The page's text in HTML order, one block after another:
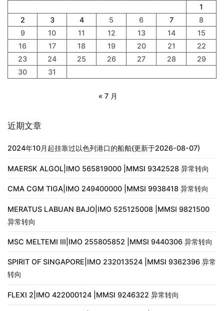
1
2
3 4 5 6 7
8
9
10 11 12 13 14
15
16
17 18 19 20 21
22
23
24 25 26 27 28
29
30
31
« 7 月
近期文章
2024年10月起挂靠过以色列港口的船舶(更新于2026-08-07)
MAERSK ALGOL|IMO 565819000 |MMSI 9342528 异常转向
CMA CGM TIGA|IMO 249400000 |MMSI 9938418 异常转向
MERATUS LABUAN BAJO|IMO 525125008 |MMSI 9821500
异常转向
MSC MELTEMI III|IMO 255805852 |MMSI 9440306 异常转向
SPIRIT OF SINGAPORE|IMO 232013524 |MMSI 9362396 异常
转向
FLEXI 2|IMO 422000124 |MMSI 9246322 异常转向